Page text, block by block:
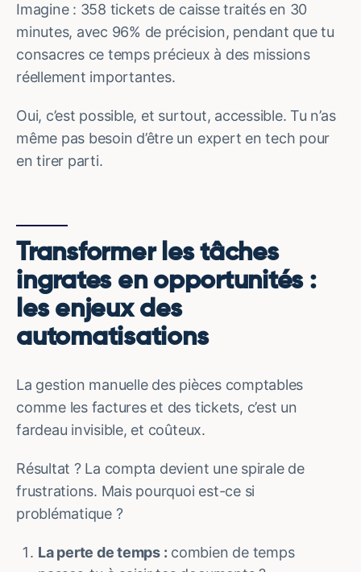
Imagine : 358 tickets de caisse traités en 30
minutes, avec 96% de précision, pendant que tu
consacres ce temps précieux à des missions
réellement importantes.
Oui, c’est possible, et surtout, accessible. Tu n’as
même pas besoin d’être un expert en tech pour
en tirer parti.
Transformer les tâches
ingrates en opportunités :
les enjeux des
automatisations
La gestion manuelle des pièces comptables
comme les factures et des tickets, c’est un
fardeau invisible, et coûteux.
Résultat ? La compta devient une spirale de
frustrations. Mais pourquoi est-ce si
problématique ?
La perte de temps : combien de temps